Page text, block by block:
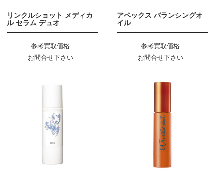
リンクルショット メディカ
ル セラム デュオ
参考買取価格
お問合せ下さい
アペックス バランシングオ
イル
参考買取価格
お問合せ下さい